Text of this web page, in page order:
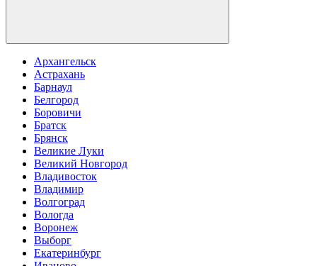
Архангельск
Астрахань
Барнаул
Белгород
Боровичи
Братск
Брянск
Великие Луки
Великий Новгород
Владивосток
Владимир
Волгоград
Вологда
Воронеж
Выборг
Екатеринбург